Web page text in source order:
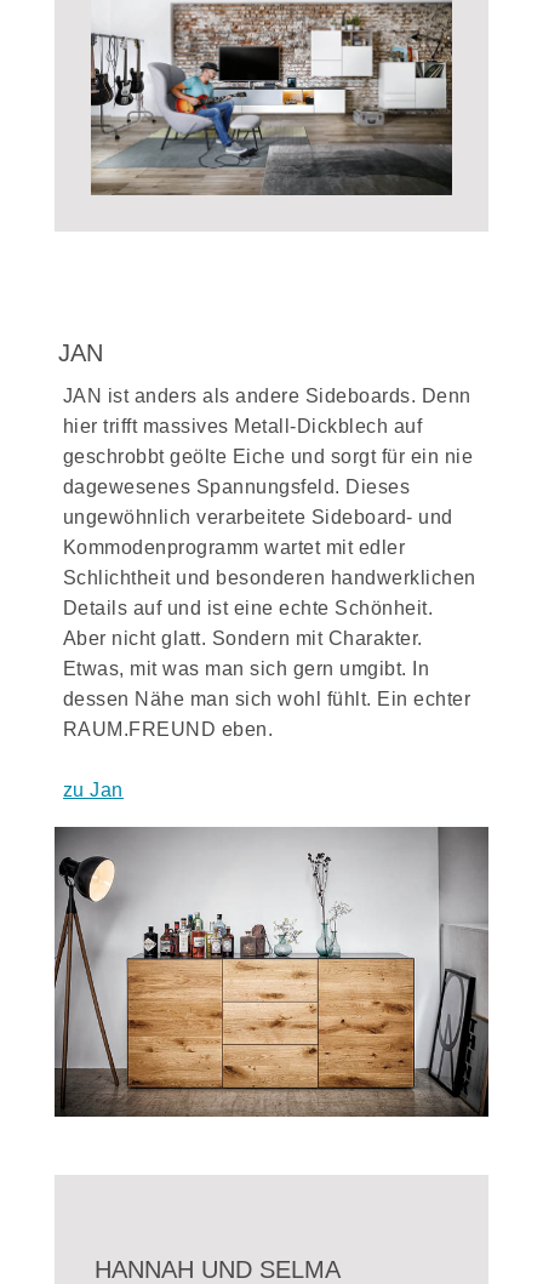
JAN
JAN ist anders als andere Sideboards. Denn
hier trifft massives Metall-Dickblech auf
geschrobbt geölte Eiche und sorgt für ein nie
dagewesenes Spannungsfeld. Dieses
ungewöhnlich verarbeitete Sideboard- und
Kommodenprogramm wartet mit edler
Schlichtheit und besonderen handwerklichen
Details auf und ist eine echte Schönheit.
Aber nicht glatt. Sondern mit Charakter.
Etwas, mit was man sich gern umgibt. In
dessen Nähe man sich wohl fühlt. Ein echter
RAUM.FREUND eben.
zu Jan
HANNAH UND SELMA